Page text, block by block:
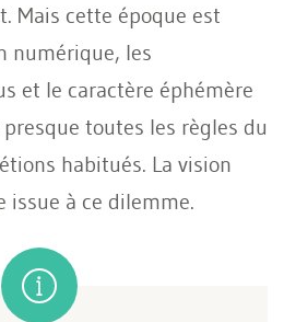
Mais cette époque est
numérique, les
et le caractère éphémère
toutes les règles du
habitués. La vision
issue à ce dilemme.